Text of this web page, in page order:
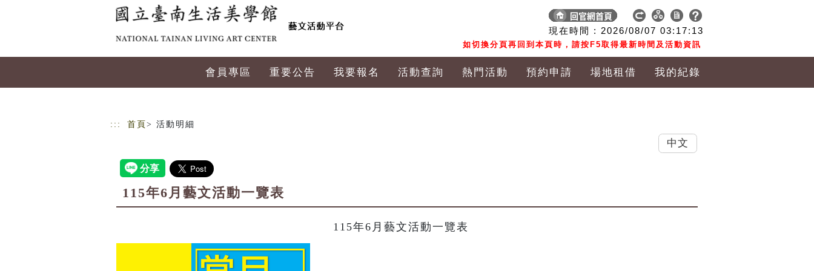
現在時間 : 2026/08/07 03:17:13
如切換分頁再回到本頁時，請按F5取得最新時間及活動資訊
會員專區 重要公告 我要報名 活動查詢 熱門活動 預約申請 場地租借 我的紀錄
::: 首頁 > 活動明細
115年6月藝文活動一覽表
115年6月藝文活動一覽表